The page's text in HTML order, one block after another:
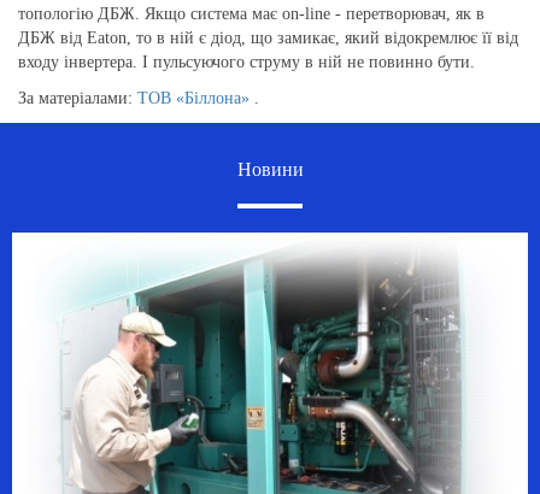
топологію ДБЖ. Якщо система має on-line - перетворювач, як в
ДБЖ від Eaton, то в ній є діод, що замикає, який відокремлює її від
входу інвертера. І пульсуючого струму в ній не повинно бути.
За матеріалами: ТОВ «Біллона» .
Новини